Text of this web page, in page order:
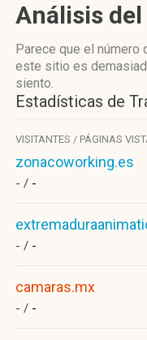
Análisis
Parece que el
este sitio es
siento.
Estadísticas de
VISITANTES / PÁGINAS
zonacoworking.es
- / -
- / -
camaras.mx
- / -